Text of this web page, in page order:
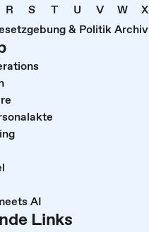
R S T U V W X
& Politik Archiv
AI
Links